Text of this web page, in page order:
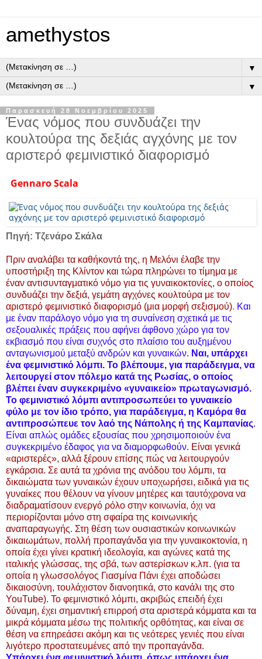
amethystos
▼
▼
Παρασκευή 28 Νοεμβρίου 2025
Ένας νόμος που συνδυάζει την
κουλτούρα της δεξιάς αγχόνης με τον
αριστερό φεμινιστικό διαφορισμό
Gennaro Scala
Πηγή: Τζενάρο Σκάλα
Πριν αναλάβει τα καθήκοντά της, η Μελόνι έλαβε την
υποστήριξη της Κλίντον και τώρα πληρώνει το τίμημα με
έναν αντισυνταγματικό νόμο για τις γυναικοκτονίες, ο οποίος
συνδυάζει την δεξιά, γεμάτη αγχόνες κουλτούρα με τον
αριστερό φεμινιστικό διαφορισμό (μια μορφή σεξισμού). Και
με έναν παράλογο νόμο για τη συναίνεση σχετικά με τις
σεξουαλικές πράξεις που αφήνει άφθονο χώρο για τον
εκβιασμό που είναι συχνός στο πλαίσιο του αυξημένου
ανταγωνισμού μεταξύ ανδρών και γυναικών. Ναι, υπάρχει
ένα φεμινιστικό λόμπι. Το βλέπουμε, για παράδειγμα, να
λειτουργεί στον πόλεμο κατά της Ρωσίας, ο οποίος
βλέπει έναν συγκεκριμένο «γυναικείο» πρωταγωνισμό.
Το φεμινιστικό λόμπι αντιπροσωπεύει το γυναικείο
φύλο με τον ίδιο τρόπο, για παράδειγμα, η Καμόρα θα
αντιπροσώπευε τον λαό της Νάπολης ή της Καμπανίας.
Είναι απλώς ομάδες εξουσίας που χρησιμοποιούν ένα
συγκεκριμένο έδαφος για να διαμορφωθούν. Είναι γενικά
«αριστερές», αλλά ξέρουν επίσης πώς να λειτουργούν
εγκάρσια. Σε αυτά τα χρόνια της ανόδου του λόμπι, τα
δικαιώματα των γυναικών έχουν υποχωρήσει, ειδικά για τις
γυναίκες που θέλουν να γίνουν μητέρες και ταυτόχρονα να
διαδραματίσουν ενεργό ρόλο στην κοινωνία, όχι να
περιορίζονται μόνο στη σφαίρα της κοινωνικής
αναπαραγωγής. Στη θέση των ουσιαστικών κοινωνικών
δικαιωμάτων, πολλή προπαγάνδα για την γυναικοκτονία, η
οποία έχει γίνει κρατική ιδεολογία, και αγώνες κατά της
ιταλικής γλώσσας, της σβά, των αστερίσκων κ.λπ. (για τα
οποία η γλωσσολόγος Γιασμίνα Πάνι έχει αποδώσει
δικαιοσύνη, τουλάχιστον διανοητικά, στο κανάλι της στο
YouTube). Το φεμινιστικό λόμπι, ακριβώς επειδή έχει
δύναμη, έχει σημαντική επιρροή στα αριστερά κόμματα και τα
μικρά κόμματα μέσω της πολιτικής ορθότητας, και είναι σε
θέση να επηρεάσει ακόμη και τις νεότερες γενιές που είναι
λιγότερο προστατευμένες από την προπαγάνδα.